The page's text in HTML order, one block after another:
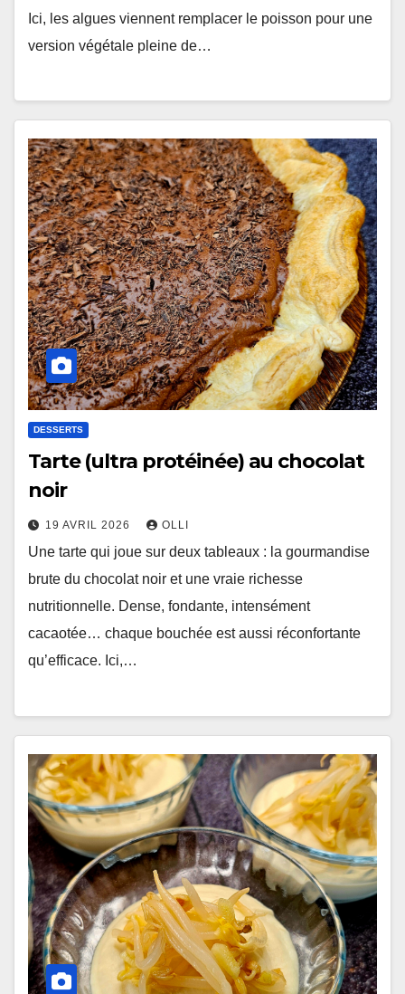
Ici, les algues viennent remplacer le poisson pour une
version végétale pleine de…
DESSERTS
Tarte (ultra protéinée) au chocolat
noir
19 AVRIL 2026 OLLI
Une tarte qui joue sur deux tableaux : la gourmandise
brute du chocolat noir et une vraie richesse
nutritionnelle. Dense, fondante, intensément
cacaotée… chaque bouchée est aussi réconfortante
qu’efficace. Ici,…